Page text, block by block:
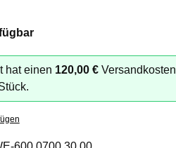
hat einen 120,00 €Versandkosten